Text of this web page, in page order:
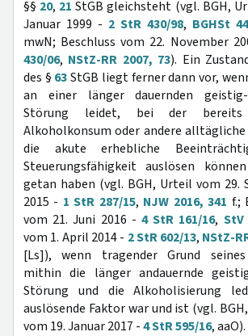
§§ 20, 21 StGB gleichsteht (vgl. BGH,
Januar 1999 - 2 StR 430/98, BGHSt
mwN; Beschluss vom 22. November
430/06, NStZ-RR 2007, 73). Ein
des § 63StGB liegt ferner dann vor,
an einer länger dauernden geistig-
Störung leidet, bei der bereits
Alkoholkonsum oder andere alltägliche
die akute erhebliche
Steuerungsfähigkeit auslösen
getan haben (vgl. BGH, Urteil vom 29.
2015 - 1 StR 287/15, NJW 2016, 341 f.;
vom 21. Juni 2016 - 4 StR 161/16, StV
vom 1. April 2014 - 2 StR 602/13, NStZ-
[Ls]), wenn tragender Grund
mithin die länger andauernde
Störung und die Alkoholisierung
auslösende Faktor war und ist (vgl.
vom 19. Januar 2017 -4 StR 595/16, aaO).